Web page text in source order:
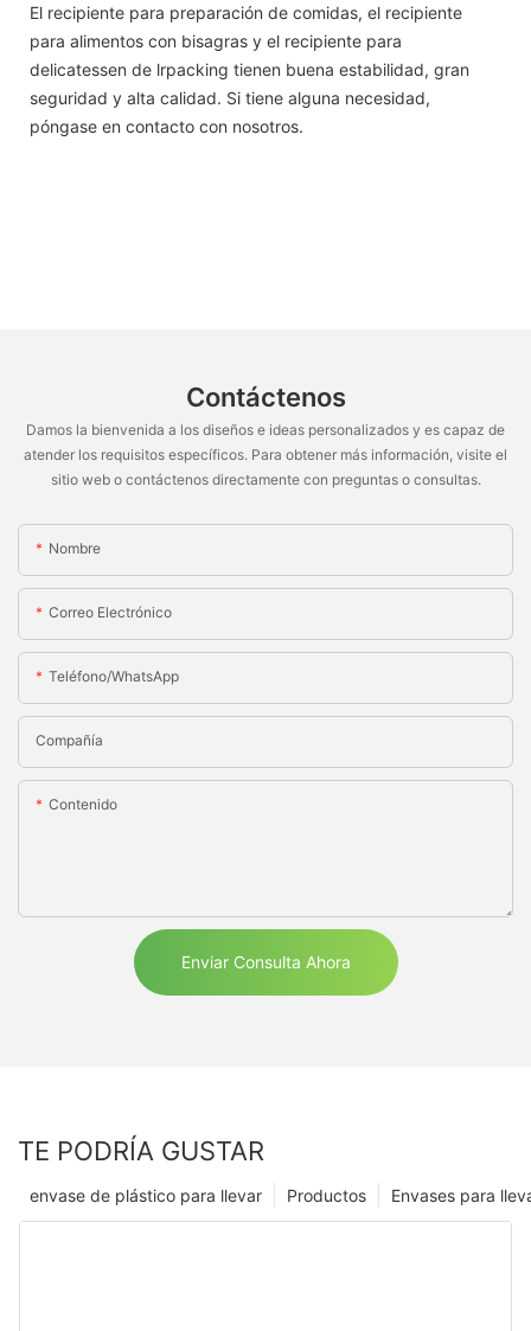
El recipiente para preparación de comidas, el recipiente
para alimentos con bisagras y el recipiente para
delicatessen de lrpacking tienen buena estabilidad, gran
seguridad y alta calidad. Si tiene alguna necesidad,
póngase en contacto con nosotros.
Contáctenos
Damos la bienvenida a los diseños e ideas personalizados y es capaz de
atender los requisitos específicos. Para obtener más información, visite el
sitio web o contáctenos directamente con preguntas o consultas.
Nombre
Correo Electrónico
Teléfono/WhatsApp
Compañía
Contenido
Enviar Consulta Ahora
TE PODRÍA GUSTAR
Envases para
Productos
envase de plástico para llevar